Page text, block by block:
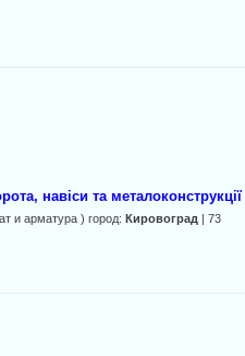
навіси та
и арматура ) город:Кировоград | 73